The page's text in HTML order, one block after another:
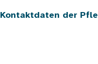
Kontaktdaten der